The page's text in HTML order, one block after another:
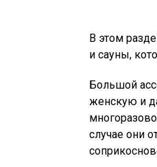
В этом
и сауны,
Большой
женскую и
случае они